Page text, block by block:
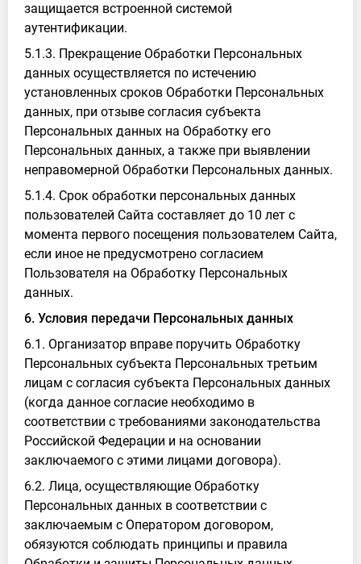
защищается встроенной системой
аутентификации.
5.1.3. Прекращение Обработки Персональных
данных осуществляется по истечению
установленных сроков Обработки Персональных
данных, при отзыве согласия субъекта
Персональных данных на Обработку его
Персональных данных, а также при выявлении
неправомерной Обработки Персональных данных.
5.1.4. Срок обработки персональных данных
пользователей Сайта составляет до 10 лет с
момента первого посещения пользователем Сайта,
если иное не предусмотрено согласием
Пользователя на Обработку Персональных
данных.
6. Условия передачи Персональных данных
6.1. Организатор вправе поручить Обработку
Персональных субъекта Персональных третьим
лицам с согласия субъекта Персональных данных
(когда данное согласие необходимо в
соответствии с требованиями законодательства
Российской Федерации и на основании
заключаемого с этими лицами договора).
6.2. Лица, осуществляющие Обработку
Персональных данных в соответствии с
заключаемым с Оператором договором,
обязуются соблюдать принципы и правила